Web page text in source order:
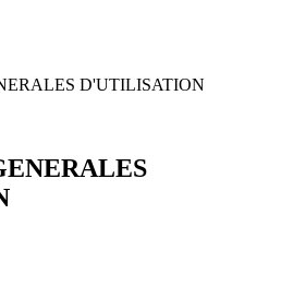
D'UTILISATION